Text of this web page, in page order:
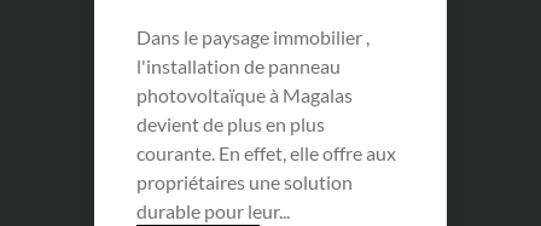
Dans le paysage immobilier ,
l'installation de panneau
photovoltaïque à Magalas
devient de plus en plus
courante. En effet, elle offre aux
propriétaires une solution
durable pour leur...